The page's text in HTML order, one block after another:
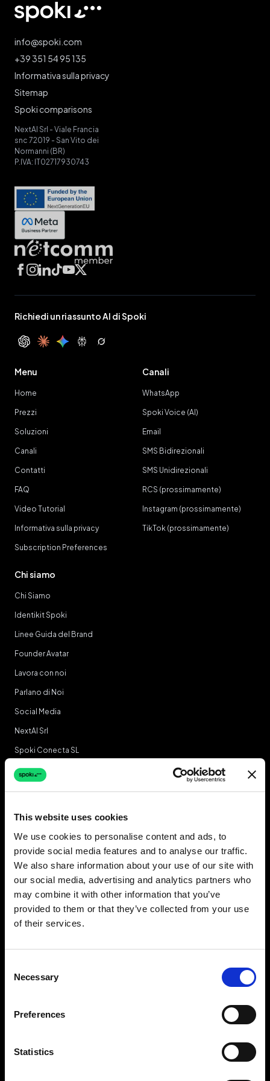
This website uses cookies
We use cookies to personalise content and ads, to
provide social media features and to analyse our traffic.
We also share information about your use of our site with
our social media, advertising and analytics partners who
may combine it with other information that you’ve
provided to them or that they’ve collected from your use
of their services.
Selection
Necessary
Preferences
Statistics
Spoki - Home
info@spoki.com
+39 351 54 95 135
Informativa sulla privacy
Sitemap
Spoki comparisons
NextAI Srl - Viale Francia
snc 72019 - San Vito dei
Normanni (BR)
P.IVA: IT02717930743
Richiedi un riassunto AI di Spoki
Menu
Home
Prezzi
Soluzioni
Canali
Contatti
FAQ
Video Tutorial
Informativa sulla privacy
Subscription Preferences
Chi siamo
Chi Siamo
Identikit Spoki
Linee Guida del Brand
Founder Avatar
Lavora con noi
Parlano di Noi
Social Media
NextAI Srl
Spoki Conecta SL
Canali
WhatsApp
Spoki Voice (AI)
Email
SMS Bidirezionali
SMS Unidirezionali
RCS (prossimamente)
Instagram (prossimamente)
TikTok (prossimamente)
Clienti
Reental
Bauzaar
UniPegaso
Skon Cosmetics
Cofidis
Ecosystem
Affiliati
Software Vendor
System Integrator
Startup
Eventi